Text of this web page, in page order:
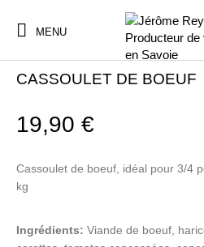
MENU
CASSOULET DE BOEUF
19,90€
Cassoulet de boeuf, idéal pour 3/4
kg
Ingrédients: Viande de boeuf,